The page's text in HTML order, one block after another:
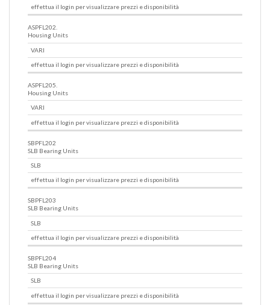
effettua il login per visualizzare prezzi e disponibilità
ASPFL202.
Housing Units
VARI
effettua il login per visualizzare prezzi e disponibilità
ASPFL205.
Housing Units
VARI
effettua il login per visualizzare prezzi e disponibilità
SBPFL202
SLB Bearing Units
SLB
effettua il login per visualizzare prezzi e disponibilità
SBPFL203
SLB Bearing Units
SLB
effettua il login per visualizzare prezzi e disponibilità
SBPFL204
SLB Bearing Units
SLB
effettua il login per visualizzare prezzi e disponibilità